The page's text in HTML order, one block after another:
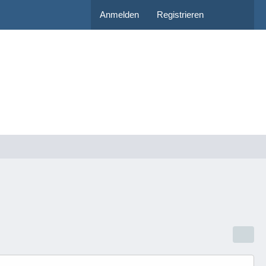
Anmelden Registrieren